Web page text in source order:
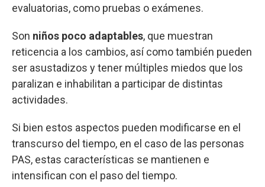
evaluatorias, como pruebas o exámenes.
Son niños poco adaptables, que muestran
reticencia a los cambios, así como también pueden
ser asustadizos y tener múltiples miedos que los
paralizan e inhabilitan a participar de distintas
actividades.
Si bien estos aspectos pueden modificarse en el
transcurso del tiempo, en el caso de las personas
PAS, estas características se mantienen e
intensifican con el paso del tiempo.